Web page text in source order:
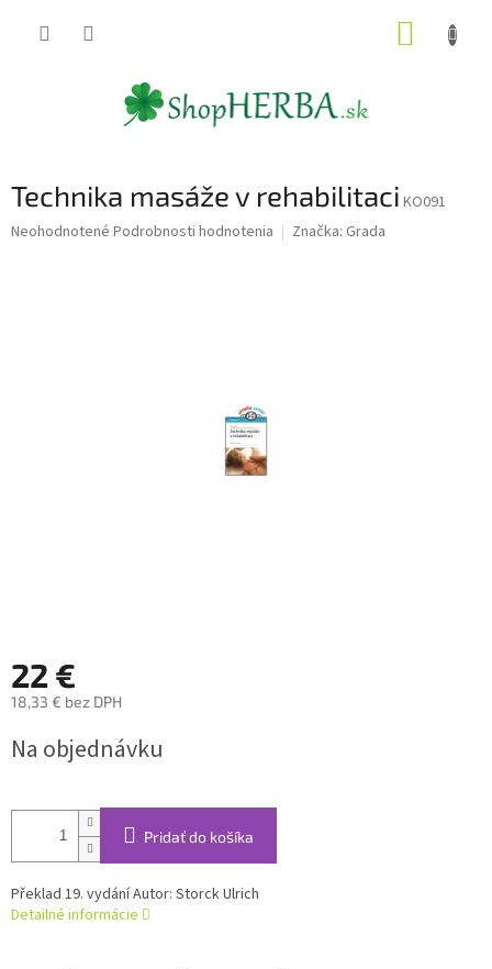
Technika masáže v rehabilitaci KO091
Priemerné
Neohodnotené Podrobnosti hodnotenia Značka: Grada
22 €
18,33 € bez DPH
cena:
Na objednávku
Pridať do košíka
Překlad 19. vydání Autor: Storck Ulrich
Detailné informácie